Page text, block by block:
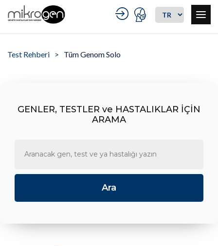
Test Rehberi Tüm Genom Solo
GENLER, TESTLER ve HASTALIKLAR İÇİN
ARAMA